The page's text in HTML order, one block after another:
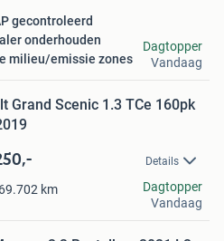
gecontroleerd
onderhouden
milieu/emissie zones
Dagtopper
Vandaag
Grand Scenic 1.3 TCe 160pk
Details
69.702 km
Dagtopper
Vandaag